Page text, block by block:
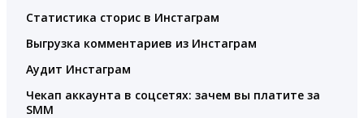
Статистика сторис в Инстаграм
Выгрузка комментариев из Инстаграм
Аудит Инстаграм
Чекап аккаунта в соцсетях: зачем вы платите за
SMM